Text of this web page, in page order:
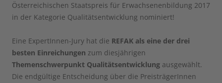
Österreichischen Staatspreis für Erwachsenenbildung 2017
in der Kategorie Qualitätsentwicklung nominiert!
Eine ExpertInnen-Jury hat die REFAK als eine der drei
besten Einreichungen zum diesjährigen
Themenschwerpunkt Qualitätsentwicklung ausgewählt.
Die endgültige Entscheidung über die PreisträgerInnen